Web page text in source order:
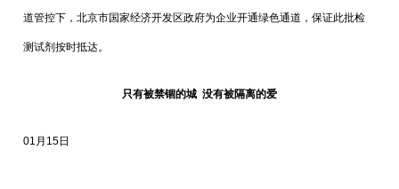
道管控下，北京市国家经济开发区政府为企业开通绿色通道，保证此批检
测试剂按时抵达。
只有被禁锢的城 没有被隔离的爱
01月15日